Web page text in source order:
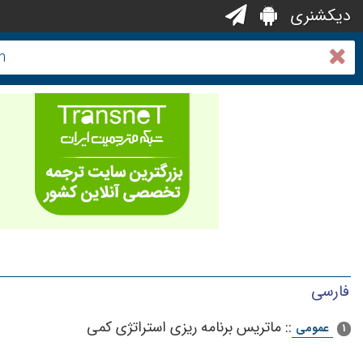
دیکشنری
فارسی
1 عمومی :: ماتریس برنامه ریزی استراتژی کمی